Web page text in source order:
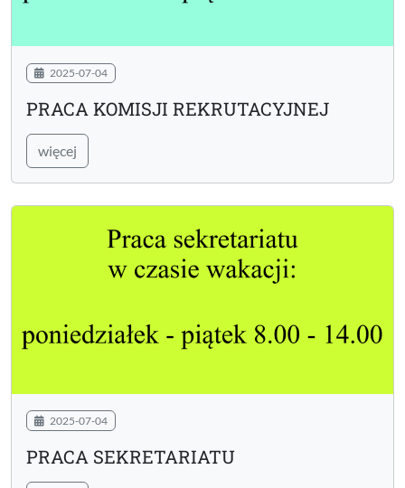
2025-07-04
PRACA KOMISJI REKRUTACYJNEJ
więcej
2025-07-04
PRACA SEKRETARIATU